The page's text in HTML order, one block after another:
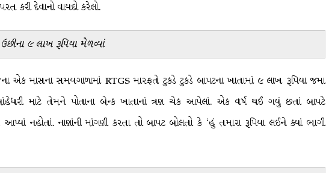
કરી દેવાનો વાયદો કરેલો.
ઉછીના ૯ લાખ રૂપિયા મેળવ્યાં
એક માસના સમયગાળામાં RTGS મારફતે ટુકડે ટુકડે બાપટના ખાતામાં ૯ લાખ રૂપિયા જમા
માટે તેમને પોતાના બેન્ક ખાતાનાં ત્રણ ચેક આપેલાં. એક વર્ષ થઈ ગયું છતાં બાપટે
નહોતાં. નાણાંની માંગણી કરતા તો બાપટ બોલતો કે ‘હું તમારા રૂપિયા લઈને ક્યાં ભાગી